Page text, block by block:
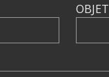
OBJET